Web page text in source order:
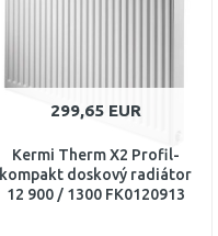
299,65 EUR
Kermi Therm X2 Profil-
kompakt doskový radiátor
12 900 / 1300 FK0120913